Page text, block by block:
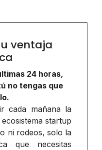
ventaja
24 horas,
no tengas que
cada mañana la
startup
ni rodeos, solo la
que necesitas